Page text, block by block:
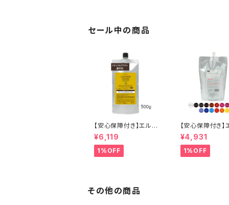
ラーバター セラップ 正
規品 正規代理店 送料
セール中の商品
【安心保障付き】エルコ
ス（ELLCOS） 2色から
選べる キュプアスカラ
ーバター コンク （濃縮
タイプ） 500g 業務用
カラー 低刺激 ヘアケア
シャンプー カラーバタ
¥6,119
1%OFF
【安心保障付き】
ス（ELLCOS）
スカラーバター
【16色から選べる
ートメントカラー
¥4,931
1%OFF
その他の商品